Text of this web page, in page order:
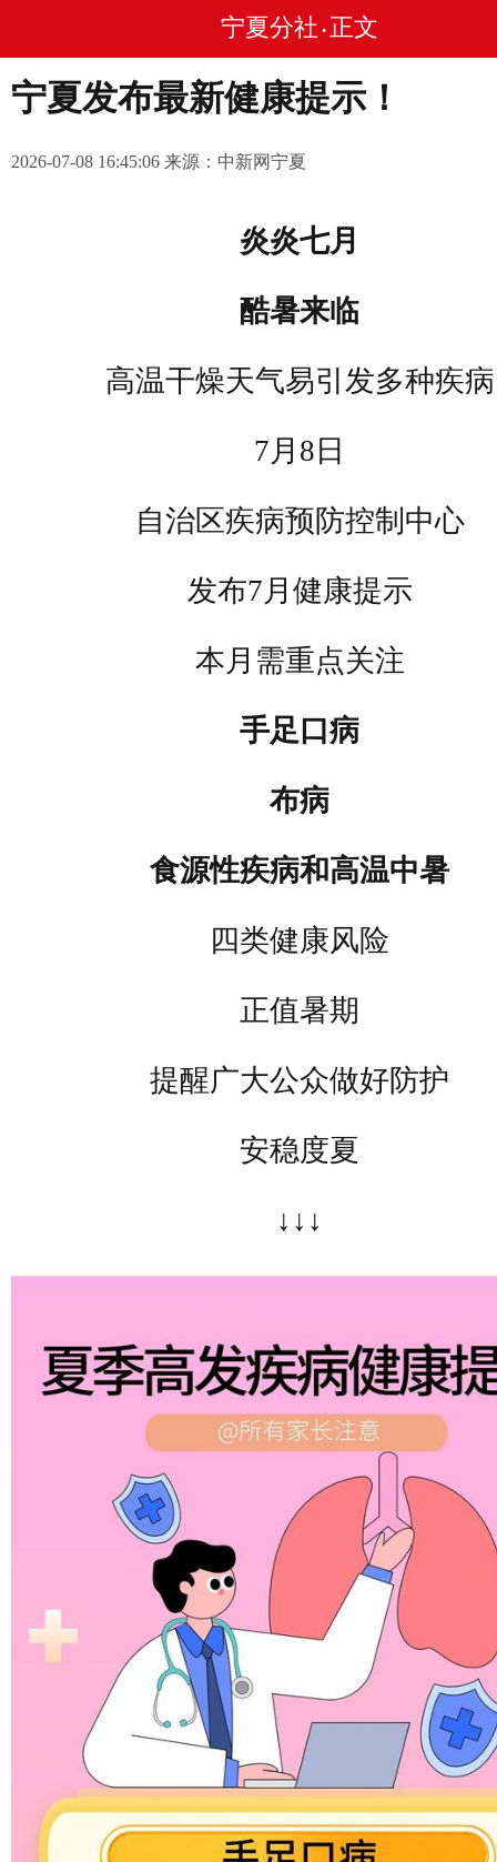
宁夏分社 • 正文
宁夏发布最新健康提示！
2026-07-08 16:45:06 来源：中新网宁夏
炎炎七月
酷暑来临
高温干燥天气易引发多种疾病
7月8日
自治区疾病预防控制中心
发布7月健康提示
本月需重点关注
手足口病
布病
食源性疾病和高温中暑
四类健康风险
正值暑期
提醒广大公众做好防护
安稳度夏
↓↓↓